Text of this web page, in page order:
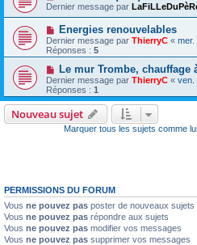
Dernier message par
Energies renouvelables
Dernier message par ThierryC « mer.
Réponses : 5
Le mur Trombe, chauffage
Dernier message par ThierryC « ven.
Réponses : 1
Nouveau sujet
Marquer tous les sujets comme
PERMISSIONS DU FORUM
Vous ne pouvez pas poster de nouveaux sujets
Vous ne pouvez pas répondre aux sujets
Vous ne pouvez pas modifier vos messages
Vous ne pouvez pas supprimer vos messages